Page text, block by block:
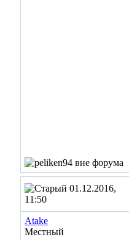
01.12.2016,
11:50
Atake
Местный